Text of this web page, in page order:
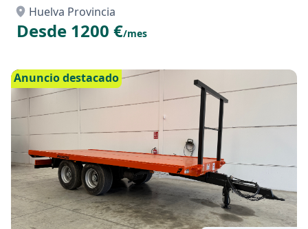
Huelva Provincia
Desde 1200 €/mes
Anuncio destacado